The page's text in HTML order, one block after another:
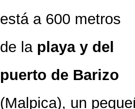
está a 600 metros
de laplaya y del
puerto de Barizo
(Malpica), un